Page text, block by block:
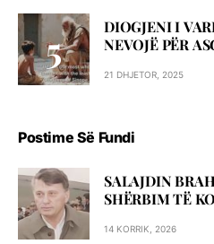
DIOGJENI I
NEVOJË PËR
21 DHJETOR, 2025
Postime Së Fundi
SALAJDIN
SHЁRBIM TЁ
14 KORRIK, 2026